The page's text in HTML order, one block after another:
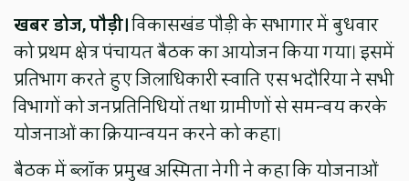
खबर डोज, पौड़ी।विकासखंड पौड़ी के सभागार में बुधवार
को प्रथम क्षेत्र पंचायत बैठक का आयोजन किया गया। इसमें
प्रतिभाग करते हुए जिलाधिकारी स्वाति एस भदौरिया ने सभी
विभागों को जनप्रतिनिधियों तथा ग्रामीणों से समन्वय करके
योजनाओं का क्रियान्वयन करने को कहा।
बैठक में ब्लॉक प्रमुख अस्मिता नेगी ने कहा कि योजनाओं